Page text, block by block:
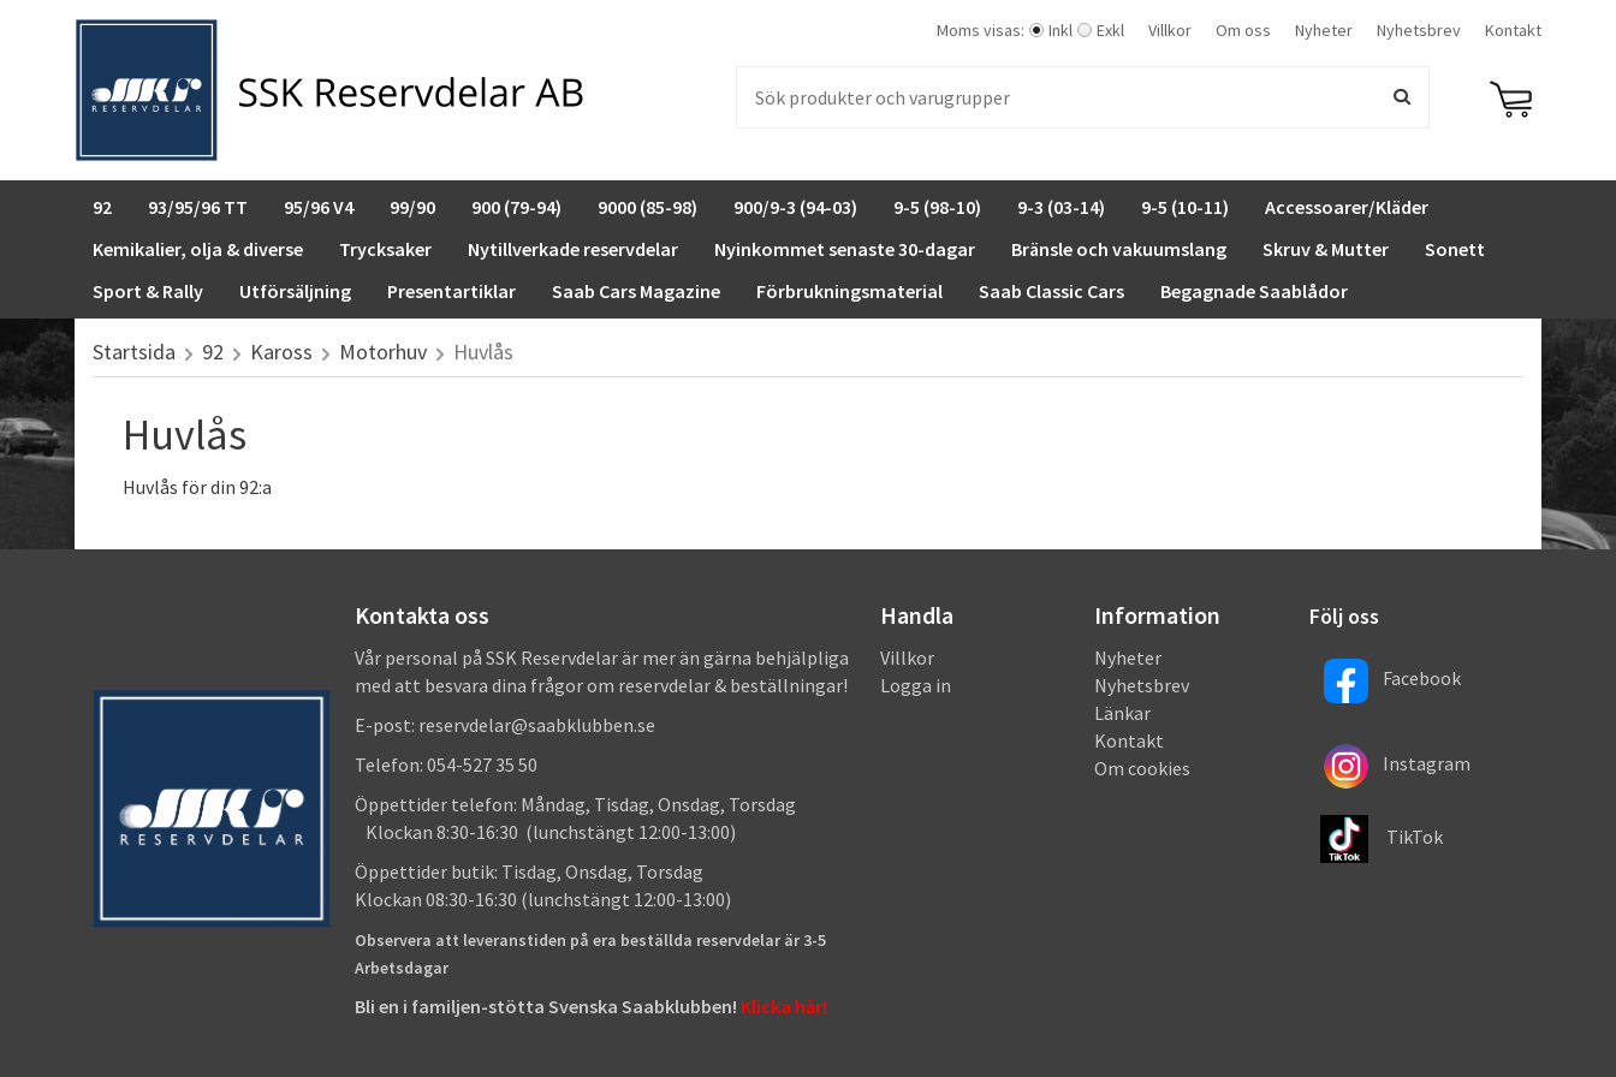
Moms visas: Inkl Exkl Villkor Om oss Nyheter Nyhetsbrev Kontakt
92 93/95/96 TT 95/96 V4 99/90 900 (79-94) 9000 (85-98) 900/9-3 (94-03) 9-5 (98-10) 9-3 (03-14) 9-5 (10-11)
Accessoarer/Kläder
Kemikalier, olja & diverse
Trycksaker Nytillverkade reservdelar Nyinkommet senaste 30-dagar Bränsle och vakuumslang Skruv & Mutter
Sonett
Sport & Rally
Utförsäljning Presentartiklar Saab Cars Magazine Förbrukningsmaterial Saab Classic Cars Begagnade Saablådor
Startsida 92 Kaross Motorhuv Huvlås
Huvlås
Huvlås för din 92:a
Kontakta oss
Vår personal på SSK Reservdelar är mer än gärna behjälpliga
med att besvara dina frågor om reservdelar & beställningar!
E-post: reservdelar@saabklubben.se
Telefon: 054-527 35 50
Öppettider telefon: Måndag, Tisdag, Onsdag, Torsdag
Klockan 8:30-16:30 (lunchstängt 12:00-13:00)
Öppettider butik: Tisdag, Onsdag, Torsdag
Klockan 08:30-16:30 (lunchstängt 12:00-13:00)
Observera att leveranstiden på era beställda reservdelar är 3-5
Arbetsdagar
Bli en i familjen-stötta Svenska Saabklubben! Klicka här!
Handla
Villkor
Logga in
Information
Nyheter
Nyhetsbrev
Länkar
Kontakt
Om cookies
Följ oss
Facebook
Instagram
TikTok